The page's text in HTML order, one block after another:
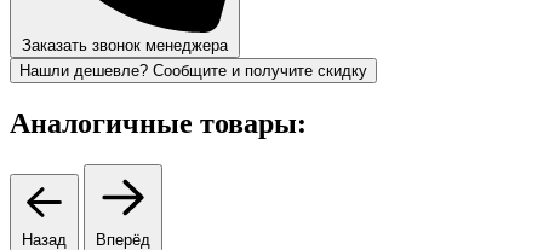
Заказать звонок менеджера
Нашли дешевле? Сообщите и получите скидку
Аналогичные товары:
Назад Вперёд